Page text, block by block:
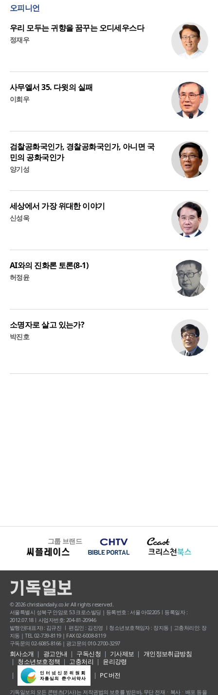
오피니언
우리 모두는 귀향을 꿈꾸는 오디세우스다
정재우
사무엘서 35. 다윗의 실패
이희우
검찰공화국인가, 경찰공화국인가, 아니면 국
민의 공화국인가
양기성
세상에서 가장 위대한 이야기
신성욱
AI와의 진화론 토론(8-1)
허정윤
소명자로 살고 있는가?
박진호
그룹 브랜드
© 2026 christiandaily.co.kr All rights reserved.
서울특별시 성북구 안암로 53 크로스빌딩 | 등록번호 : 서울 아02205ㅣ등록일자 :
2012.07.18ㅣ사업자번호: 204-81-20946
발행인(대표자) : 김규진 ㅣ 편집인 : 김진영 ㅣ청소년보호책임자 : 장지동 | 고충처리인: 장
지동 | TEL 02-739-8119 | FAX 02-6008-8119
구독문의 02-6085-8166 | 광고문의 010-2700-3297
회사소개 광고안내 구독신청 기사제보
개인정보취급방침
청소년보호정책
고충처리
윤리강령
PC 버전
기독일보의 모든 콘텐츠(기사) 는 저작권법의 보호를 받은바, 무단 전재ㆍ복사ㆍ배포 등을